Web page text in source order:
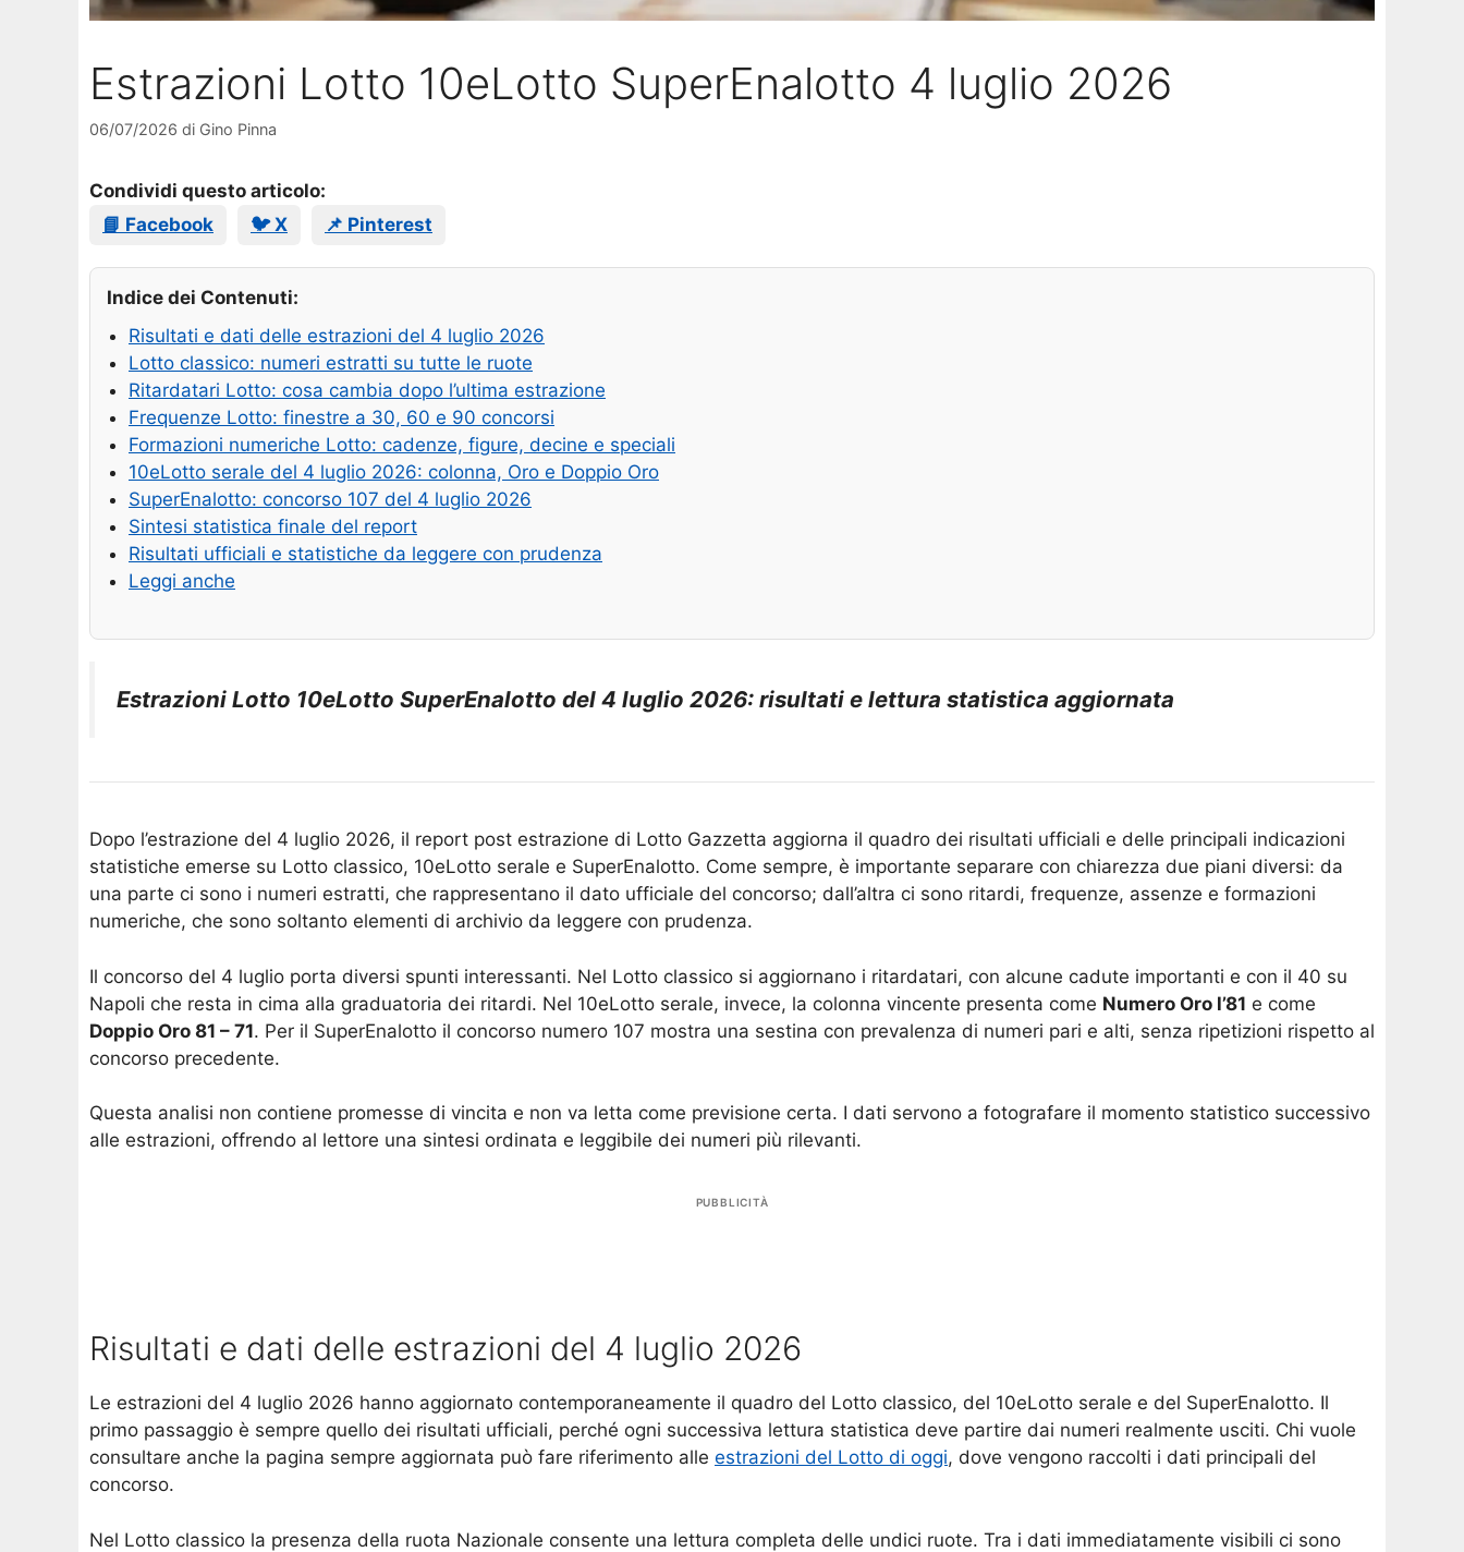
Estrazioni Lotto 10eLotto SuperEnalotto 4 luglio 2026
06/07/2026 di Gino Pinna
Condividi questo articolo:
📘 Facebook
🐦 X 📌 Pinterest
Indice dei Contenuti:
Risultati e dati delle estrazioni del 4 luglio 2026
Lotto classico: numeri estratti su tutte le ruote
Ritardatari Lotto: cosa cambia dopo l’ultima estrazione
Frequenze Lotto: finestre a 30, 60 e 90 concorsi
Formazioni numeriche Lotto: cadenze, figure, decine e speciali
10eLotto serale del 4 luglio 2026: colonna, Oro e Doppio Oro
SuperEnalotto: concorso 107 del 4 luglio 2026
Sintesi statistica finale del report
Risultati ufficiali e statistiche da leggere con prudenza
Leggi anche
Estrazioni Lotto 10eLotto SuperEnalotto del 4 luglio 2026: risultati e lettura statistica aggiornata
Dopo l’estrazione del 4 luglio 2026, il report post estrazione di Lotto Gazzetta aggiorna il quadro dei risultati ufficiali e delle principali indicazioni
statistiche emerse su Lotto classico, 10eLotto serale e SuperEnalotto. Come sempre, è importante separare con chiarezza due piani diversi: da
una parte ci sono i numeri estratti, che rappresentano il dato ufficiale del concorso; dall’altra ci sono ritardi, frequenze, assenze e formazioni
numeriche, che sono soltanto elementi di archivio da leggere con prudenza.
Il concorso del 4 luglio porta diversi spunti interessanti. Nel Lotto classico si aggiornano i ritardatari, con alcune cadute importanti e con il 40 su
Napoli che resta in cima alla graduatoria dei ritardi. Nel 10eLotto serale, invece, la colonna vincente presenta come Numero Oro l’81 e come
Doppio Oro 81 – 71. Per il SuperEnalotto il concorso numero 107 mostra una sestina con prevalenza di numeri pari e alti, senza ripetizioni rispetto al
concorso precedente.
Questa analisi non contiene promesse di vincita e non va letta come previsione certa. I dati servono a fotografare il momento statistico successivo
alle estrazioni, offrendo al lettore una sintesi ordinata e leggibile dei numeri più rilevanti.
PUBBLICITÀ
Risultati e dati delle estrazioni del 4 luglio 2026
Le estrazioni del 4 luglio 2026 hanno aggiornato contemporaneamente il quadro del Lotto classico, del 10eLotto serale e del SuperEnalotto. Il
primo passaggio è sempre quello dei risultati ufficiali, perché ogni successiva lettura statistica deve partire dai numeri realmente usciti. Chi vuole
consultare anche la pagina sempre aggiornata può fare riferimento alle estrazioni del Lotto di oggi, dove vengono raccolti i dati principali del
concorso.
Nel Lotto classico la presenza della ruota Nazionale consente una lettura completa delle undici ruote. Tra i dati immediatamente visibili ci sono